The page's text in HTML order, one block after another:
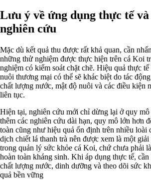
Lưu ý về ứng dụng thực tế
nghiên cứu
Mặc dù kết quả thu được rất khả quan, cần
những thử nghiệm được thực hiện trên cá Koi
nghiệm có kiểm soát chặt chẽ. Hiệu quả thực
nuôi thương mại có thể sẽ khác biệt do tác
chất lượng nước, mật độ nuôi và các điều kiện
liên tục.
Hiện tại, nghiên cứu mới chỉ dừng lại ở quy mô
thêm các nghiên cứu dài hạn, quy mô lớn hơn
toàn cũng như hiệu quả ổn định trên nhiều loài
dịch chiết lá thanh trà nên được xem là một
trong quản lý sức khỏe cá Koi, chứ chưa phải
hoàn toàn kháng sinh. Khi áp dụng thực tế,
chất lượng nước, dinh dưỡng và theo dõi sức
quả bền vững